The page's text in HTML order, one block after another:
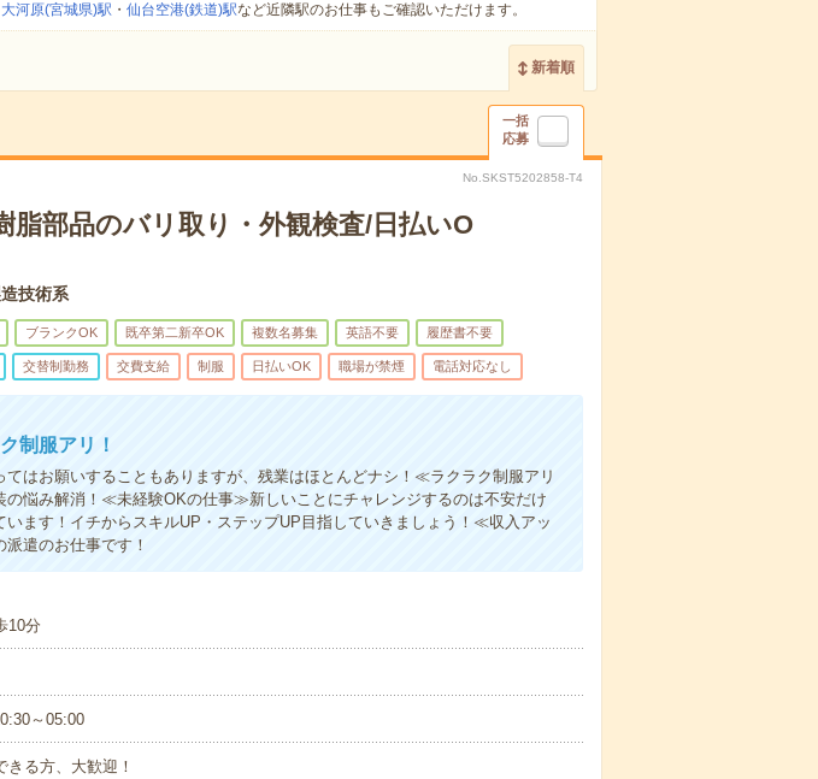
大河原(宮城県)駅 ・ 仙台空港(鉄道)駅など近隣駅のお仕事もご確認いただけます。
新着順
一括
応募
No.SKST5202858-T4
脂部品のバリ取り・外観検査/日払いO
技術系
ブランクOK 既卒第二新卒OK 複数名募集 英語不要 履歴書不要
交替制勤務 交費支給 制服 日払いOK 職場が禁煙 電話対応なし
制服アリ！
はお願いすることもありますが、残業はほとんどナシ！≪ラクラク制服アリ
悩み解消！≪未経験OKの仕事≫新しいことにチャレンジするのは不安だけ
います！イチからスキルUP・ステップUP目指していきましょう！≪収入アッ
遣のお仕事です！
10分
～05:00
きる方、大歓迎！